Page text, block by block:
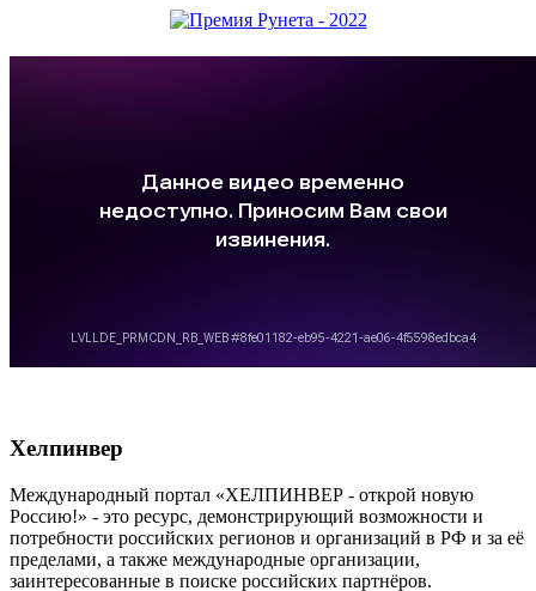
Хелпинвер
Международный портал «ХЕЛПИНВЕР - открой новую
Россию!» - это ресурс, демонстрирующий возможности и
потребности российских регионов и организаций в РФ и за её
пределами, а также международные организации,
заинтересованные в поиске российских партнёров.